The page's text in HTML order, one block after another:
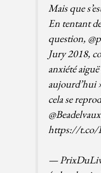
Mais que
En tentant
question,
Jury 2018,
anxiété
aujourd’hui
cela se
@Beadelvaux
https://t.co/
—